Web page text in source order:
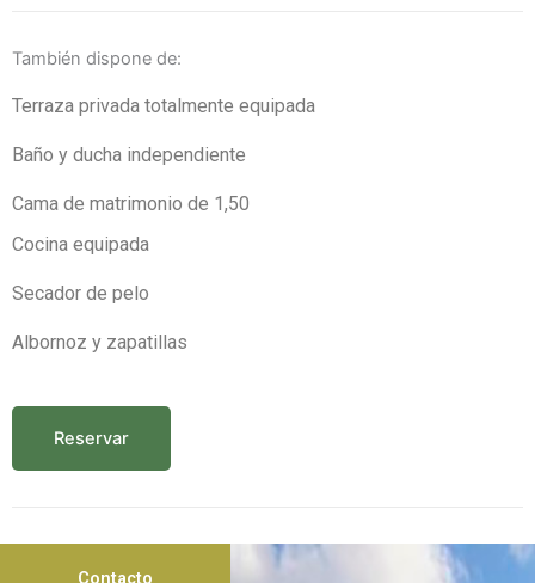
También dispone de:
Terraza privada totalmente equipada
Baño y ducha independiente
Cama de matrimonio de 1,50
Cocina equipada
Secador de pelo
Albornoz y zapatillas
Reservar
Contacto